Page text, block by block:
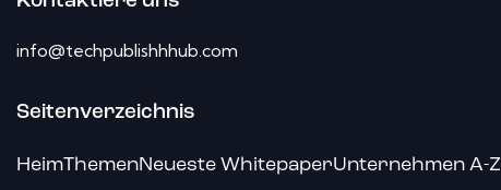
info@techpublishhhub.com
Seitenverzeichnis
HeimThemenNeueste WhitepaperUnternehmen A-Z